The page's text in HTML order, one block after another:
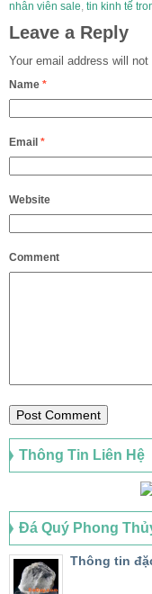
nhân viên sale, tin kinh tế
Leave a Reply
Your email address will not
Name *
Email *
Website
Comment
Thông Tin Liên Hệ
Đá Quý Phong
Thông tin